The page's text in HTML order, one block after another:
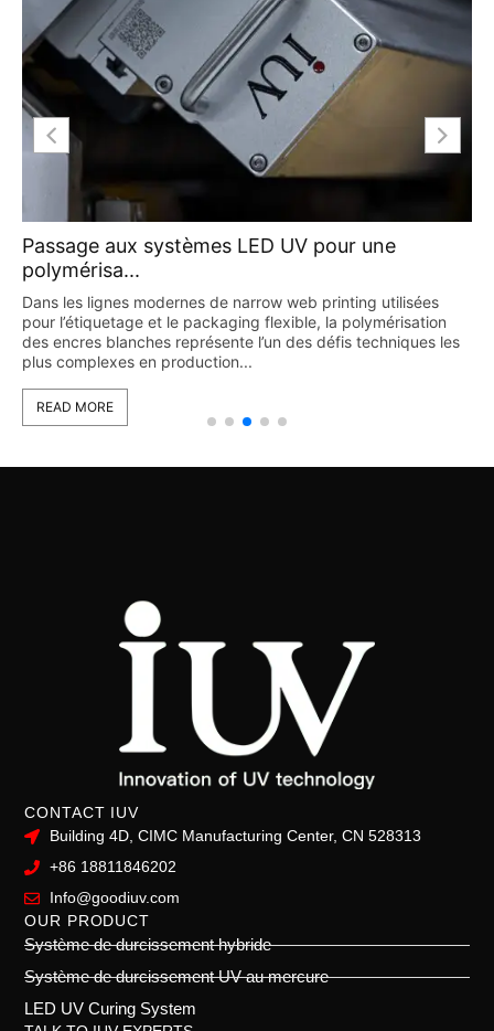
Passage aux systèmes LED UV pour une
polymérisa...
Dans les lignes modernes de narrow web printing utilisées
pour l’étiquetage et le packaging flexible, la polymérisation
des encres blanches représente l’un des défis techniques les
plus complexes en production...
READ MORE
CONTACT IUV
Building 4D, CIMC Manufacturing Center, CN 528313
+86 18811846202
Info@goodiuv.com
OUR PRODUCT
Système de durcissement hybride
Système de durcissement UV au mercure
LED UV Curing System